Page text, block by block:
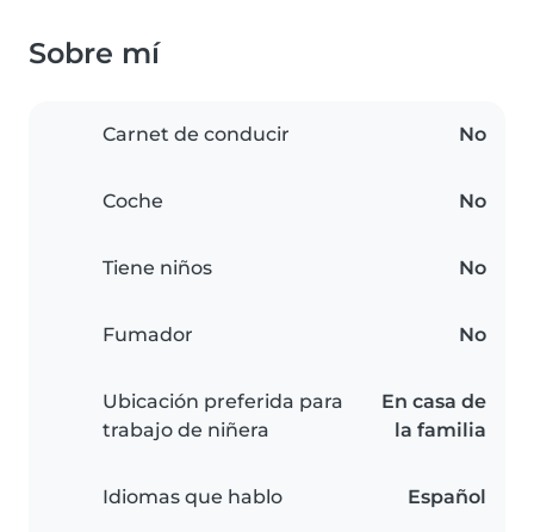
Sobre mí
Carnet de conducir No
Coche No
Tiene niños No
Fumador No
Ubicación preferida para
trabajo de niñera
En casa de
la familia
Idiomas que hablo Español